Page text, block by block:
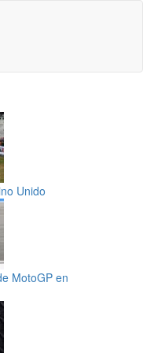
Unido
MotoGP en